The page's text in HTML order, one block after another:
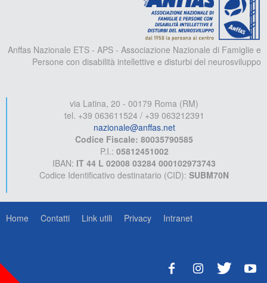
Anffas Nazionale ETS - APS - Associazione Nazionale di Famiglie e
Persone con disabilità intellettive e disturbi del neurosviluppo
via Latina, 20 - 00179 Roma (RM)
tel. +39 063611524 / +39 063212391
nazionale@anffas.net
Codice Fiscale: 80035790585
P.I.: 05812451002
IBAN: IT 44 L 02008 03284 000102973743
Codice Identificativo destinatario (CID): SUBM70N
Home Contatti Link utili Privacy Intranet